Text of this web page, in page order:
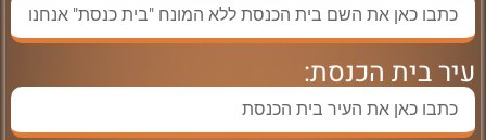
עיר בית הכנסת: